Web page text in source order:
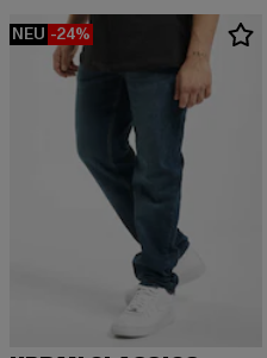
NEU -24%